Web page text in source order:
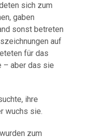
sich zum
gaben
sonst betreten
auf
für das
– aber das sie
ihre
wuchs sie.
zum